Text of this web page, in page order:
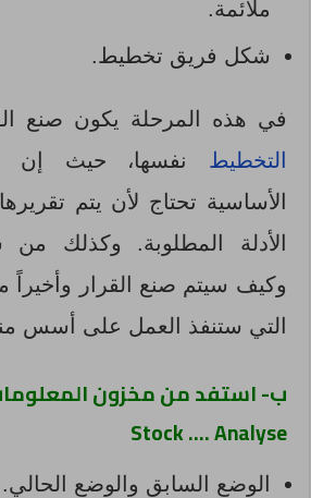
ملائمة.
شكل فريق تخطيط.
في هذه المرحلة يكون صنع
التخطيط نفسها، حيث إن
الأساسية تحتاج لأن يتم
الأدلة المطلوبة. وكذلك من
وكيف سيتم صنع القرار
التي ستنفذ العمل على أسس
Stock …. Analyse
الوضع السابق والوضع الحالي.